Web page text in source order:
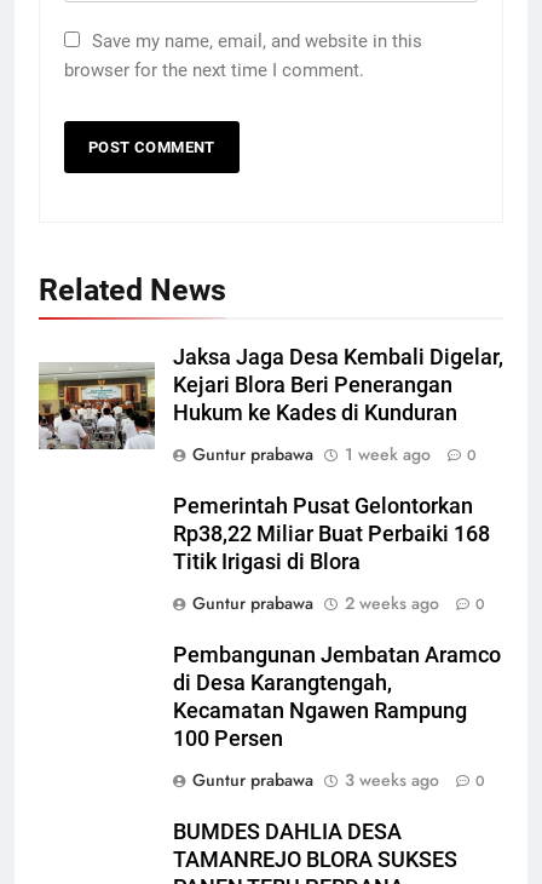
Save my name, email, and website in this
browser for the next time I comment.
Related News
Jaksa Jaga Desa Kembali Digelar,
Kejari Blora Beri Penerangan
Hukum ke Kades di Kunduran
Guntur prabawa
1 week ago 0
Pemerintah Pusat Gelontorkan
Rp38,22 Miliar Buat Perbaiki 168
Titik Irigasi di Blora
Guntur prabawa
2 weeks ago 0
Pembangunan Jembatan Aramco
di Desa Karangtengah,
Kecamatan Ngawen Rampung
100 Persen
Guntur prabawa
3 weeks ago 0
BUMDES DAHLIA DESA
TAMANREJO BLORA SUKSES
Kunduran Tetap Semangat KBM
di Rumah Warga Saat Sekolah
Direvitalisasi
SEKOLAH
6
Proyek Pasar Ngawen Blora
Molor, Kontraktor Kena Denda
Polres Blora Tetapkan 1
Tersangka Kasus Oplosan LPG
Masih Diburu
KRIMINAL
Gerebek Oplosan LPG di
Kunduran Blora, 806 Tabung
Disita tapi Belum Ada Tersangka